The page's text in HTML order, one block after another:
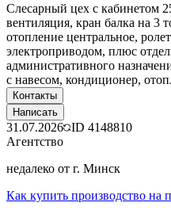
Слесарный цех с кабинетом
вентиляция, кран балка на 3
отопление центральное,
электроприводом, плюс
административного
с навесом, кондиционер,
Контакты
Написать
31.07.2026 ID 4148810
Агентство
недалеко от г. Минск
Как купить производство на